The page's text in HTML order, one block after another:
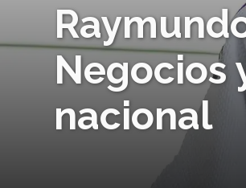
Negocios
nacional